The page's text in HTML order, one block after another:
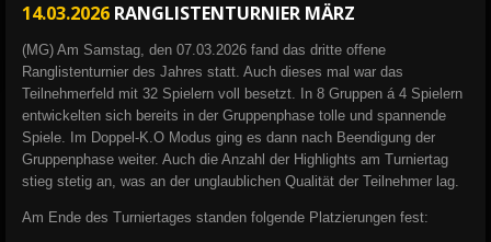
14.03.2026 RANGLISTENTURNIER MÄRZ
(MG) Am Samstag, den 07.03.2026 fand das dritte offene
Ranglistenturnier des Jahres statt. Auch dieses mal war das
Teilnehmerfeld mit 32 Spielern voll besetzt. In 8 Gruppen á 4 Spielern
entwickelten sich bereits in der Gruppenphase tolle und spannende
Spiele. Im Doppel-K.O Modus ging es dann nach Beendigung der
Gruppenphase weiter. Auch die Anzahl der Highlights am Turniertag
stieg stetig an, was an der unglaublichen Qualität der Teilnehmer lag.
Am Ende des Turniertages standen folgende Platzierungen fest: